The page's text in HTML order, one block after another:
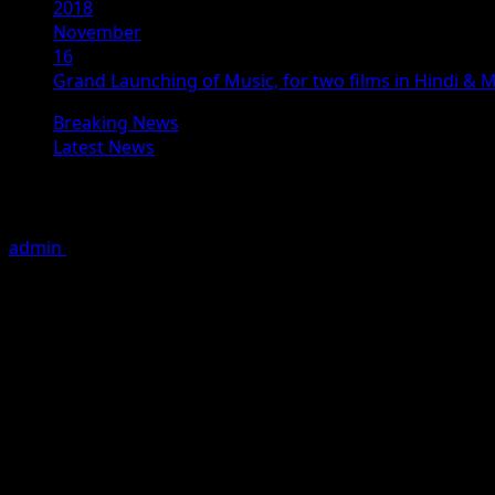
2018
November
16
Grand Launching of Music, for two films in Hindi &
Breaking News
Latest News
admin